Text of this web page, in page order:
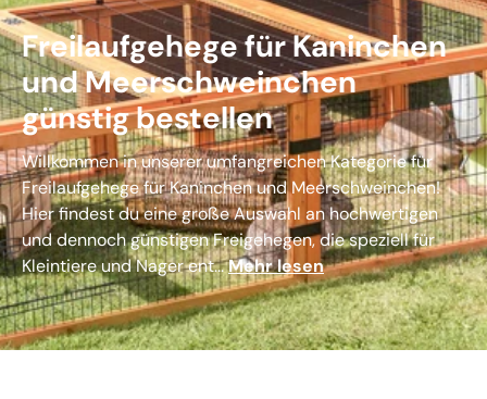
Freilaufgehege für Kaninchen
und Meerschweinchen
günstig bestellen
Willkommen in unserer umfangreichen Kategorie für
Freilaufgehege für Kaninchen und Meerschweinchen!
Hier findest du eine große Auswahl an hochwertigen
und dennoch günstigen Freigehegen, die speziell für
Kleintiere und Nager ent...Mehr lesen